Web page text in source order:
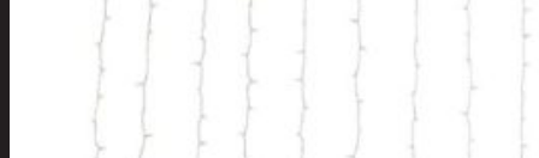
Joulu- ja kausivalot
Eläimet ja
Kyntteliköt
Valoketjut ja